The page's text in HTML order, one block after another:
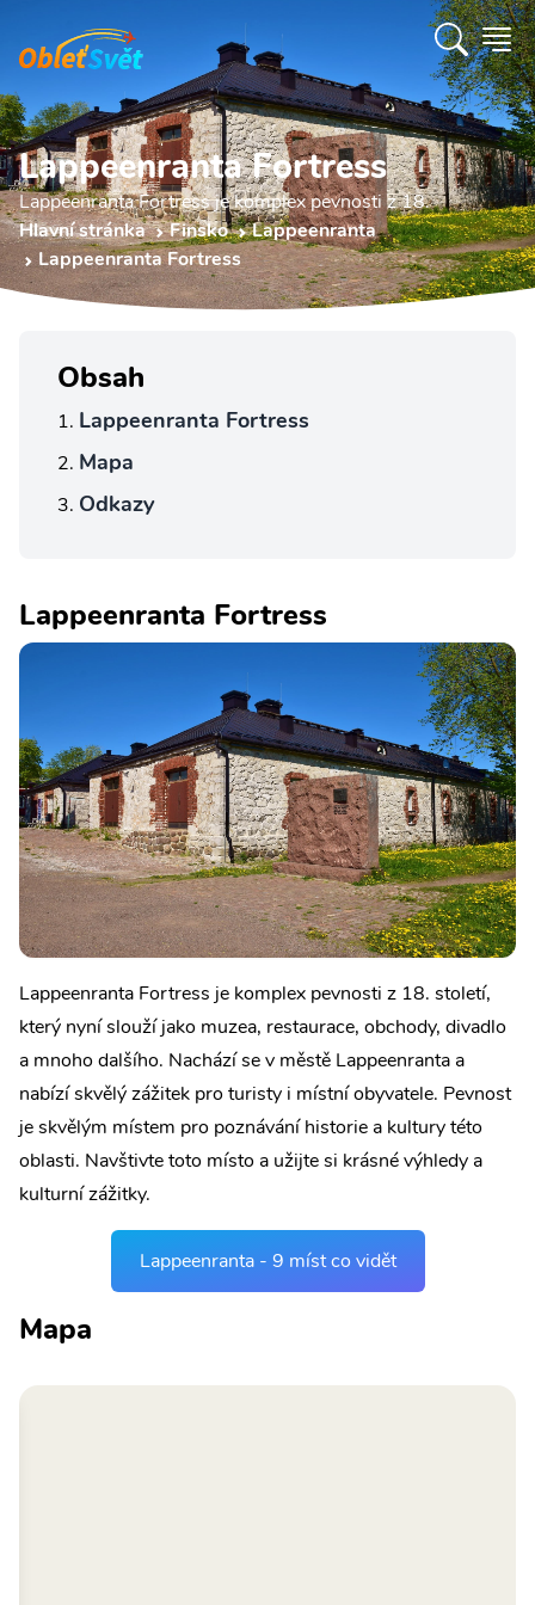
Lappeenranta Fortress
Lappeenranta Fortress je komplex pevnosti z 18.
Hlavní stránka
Finsko
Lappeenranta
Lappeenranta Fortress
Obsah
Lappeenranta Fortress
Mapa
Odkazy
Lappeenranta Fortress
Lappeenranta Fortress je komplex pevnosti z 18. století,
který nyní slouží jako muzea, restaurace, obchody, divadlo
a mnoho dalšího. Nachází se v městě Lappeenranta a
nabízí skvělý zážitek pro turisty i místní obyvatele. Pevnost
je skvělým místem pro poznávání historie a kultury této
oblasti. Navštivte toto místo a užijte si krásné výhledy a
kulturní zážitky.
Lappeenranta - 9 míst co vidět
Mapa